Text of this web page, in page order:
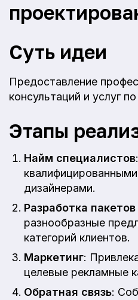
Суть идеи
Предоставление
консультаций и услуг
Этапы
Найм специалистов
дизайнерами.
Разработка
разнообразные
категорий клиентов.
Маркетинг:
целевые рекламные
Обратная связь: